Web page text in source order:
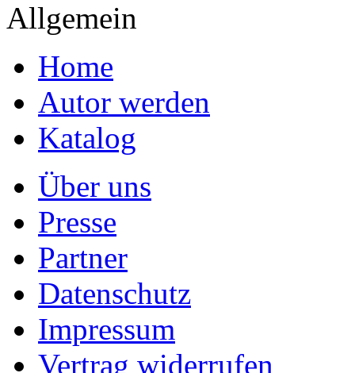
Allgemein
Home
Autor werden
Katalog
Über uns
Presse
Partner
Datenschutz
Impressum
Vertrag widerrufen